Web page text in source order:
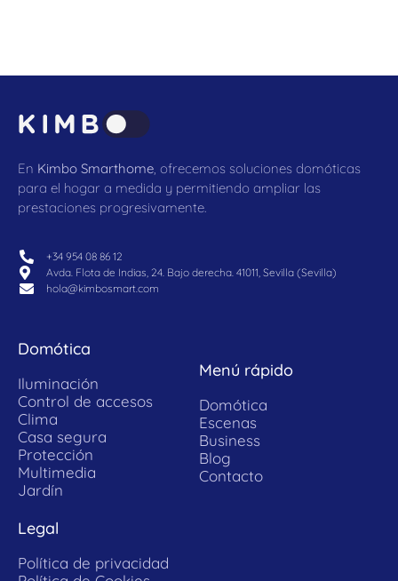
En Kimbo Smarthome, ofrecemos soluciones domóticas
para el hogar a medida y permitiendo ampliar las
prestaciones progresivamente.
+34 954 08 86 12
Avda. Flota de Indias, 24. Bajo derecha. 41011, Sevilla (Sevilla)
hola@kimbosmart.com
Domótica
Iluminación
Control de accesos
Clima
Casa segura
Protección
Multimedia
Jardín
Menú rápido
Domótica
Escenas
Business
Blog
Contacto
Legal
Política de privacidad